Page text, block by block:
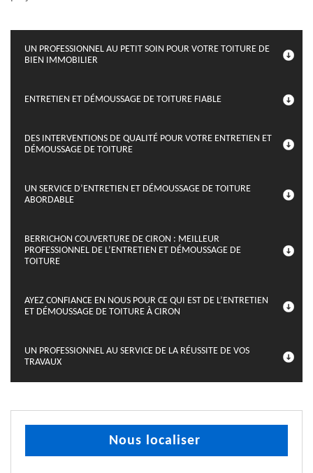
UN PROFESSIONNEL AU PETIT SOIN POUR VOTRE TOITURE DE
BIEN IMMOBILIER
ENTRETIEN ET DÉMOUSSAGE DE TOITURE FIABLE
DES INTERVENTIONS DE QUALITÉ POUR VOTRE ENTRETIEN ET
DÉMOUSSAGE DE TOITURE
UN SERVICE D’ENTRETIEN ET DÉMOUSSAGE DE TOITURE
ABORDABLE
BERRICHON COUVERTURE DE CIRON : MEILLEUR
PROFESSIONNEL DE L’ENTRETIEN ET DÉMOUSSAGE DE
TOITURE
AYEZ CONFIANCE EN NOUS POUR CE QUI EST DE L’ENTRETIEN
ET DÉMOUSSAGE DE TOITURE À CIRON
UN PROFESSIONNEL AU SERVICE DE LA RÉUSSITE DE VOS
TRAVAUX
Nous localiser